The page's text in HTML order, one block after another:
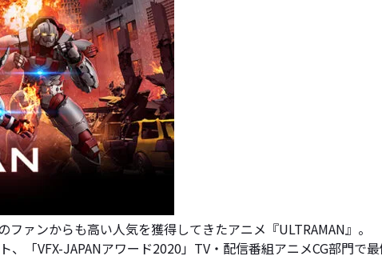
ァンからも高い人気を獲得してきたアニメ『ULTRAMAN』。
「VFX-JAPANアワード2020」TV・配信番組アニメCG部門で